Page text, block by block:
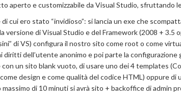
aperto e customizzabile da Visual Studio, sfruttando
cui ero stato “invidioso”: si lancia un exe che
versione di Visual Studio e del Framework (2008 + 3.5
di VS) configura il nostro sito come root o come
dell’utente anonimo e poi parte la configurazione
un sito blank vuoto, di usare uno dei 4 templates
design e come qualità del codice HTML) oppure
di 10 minuti si avrà sito + backoffice di admin